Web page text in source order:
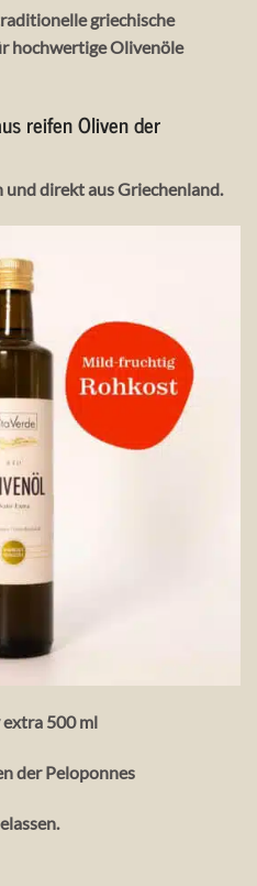
griechische
hochwertige Olivenöle
reifen Oliven der
direkt aus Griechenland.
500 ml
der Peloponnes